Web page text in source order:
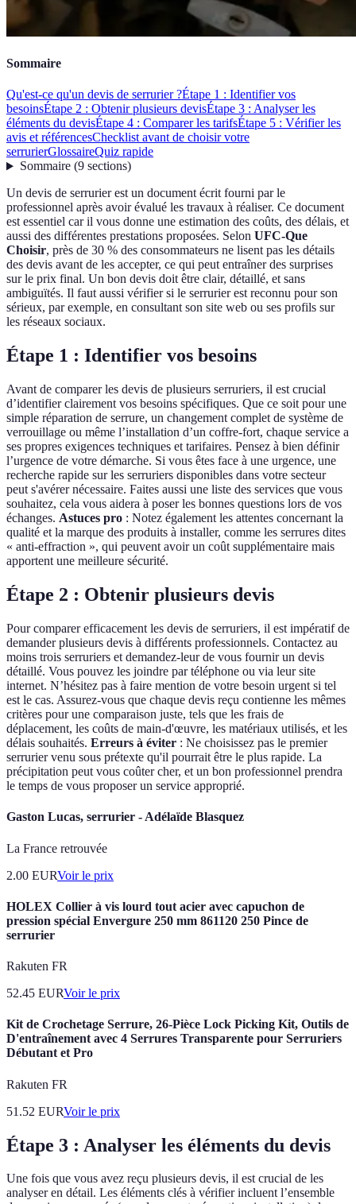
Sommaire
Qu'est-ce qu'un devis de serrurier ?Étape 1 : Identifier vos
besoinsÉtape 2 : Obtenir plusieurs devisÉtape 3 : Analyser les
éléments du devisÉtape 4 : Comparer les tarifsÉtape 5 : Vérifier les
avis et référencesChecklist avant de choisir votre
serrurierGlossaireQuiz rapide
Sommaire(9 sections)
Un devis de serrurier est un document écrit fourni par le
professionnel après avoir évalué les travaux à réaliser. Ce document
est essentiel car il vous donne une estimation des coûts, des délais, et
aussi des différentes prestations proposées. Selon UFC-Que
Choisir, près de 30 % des consommateurs ne lisent pas les détails
des devis avant de les accepter, ce qui peut entraîner des surprises
sur le prix final. Un bon devis doit être clair, détaillé, et sans
ambiguïtés. Il faut aussi vérifier si le serrurier est reconnu pour son
sérieux, par exemple, en consultant son site web ou ses profils sur
les réseaux sociaux.
Étape 1 : Identifier vos besoins
Avant de comparer les devis de plusieurs serruriers, il est crucial
d’identifier clairement vos besoins spécifiques. Que ce soit pour une
simple réparation de serrure, un changement complet de système de
verrouillage ou même l’installation d’un coffre-fort, chaque service a
ses propres exigences techniques et tarifaires. Pensez à bien définir
l’urgence de votre démarche. Si vous êtes face à une urgence, une
recherche rapide sur les serruriers disponibles dans votre secteur
peut s'avérer nécessaire. Faites aussi une liste des services que vous
souhaitez, cela vous aidera à poser les bonnes questions lors de vos
échanges. Astuces pro : Notez également les attentes concernant la
qualité et la marque des produits à installer, comme les serrures dites
« anti-effraction », qui peuvent avoir un coût supplémentaire mais
apportent une meilleure sécurité.
Étape 2 : Obtenir plusieurs devis
Pour comparer efficacement les devis de serruriers, il est impératif de
demander plusieurs devis à différents professionnels. Contactez au
moins trois serruriers et demandez-leur de vous fournir un devis
détaillé. Vous pouvez les joindre par téléphone ou via leur site
internet. N’hésitez pas à faire mention de votre besoin urgent si tel
est le cas. Assurez-vous que chaque devis reçu contienne les mêmes
critères pour une comparaison juste, tels que les frais de
déplacement, les coûts de main-d'œuvre, les matériaux utilisés, et les
délais souhaités. Erreurs à éviter : Ne choisissez pas le premier
serrurier venu sous prétexte qu'il pourrait être le plus rapide. La
précipitation peut vous coûter cher, et un bon professionnel prendra
le temps de vous proposer un service approprié.
Gaston Lucas, serrurier - Adélaïde Blasquez
La France retrouvée
2.00 EURVoir le prix
HOLEX Collier à vis lourd tout acier avec capuchon de
pression spécial Envergure 250 mm 861120 250 Pince de
serrurier
Rakuten FR
52.45 EURVoir le prix
Kit de Crochetage Serrure, 26-Pièce Lock Picking Kit, Outils de
D'entraînement avec 4 Serrures Transparente pour Serruriers
Débutant et Pro
Rakuten FR
51.52 EURVoir le prix
Étape 3 : Analyser les éléments du devis
Une fois que vous avez reçu plusieurs devis, il est crucial de les
analyser en détail. Les éléments clés à vérifier incluent l’ensemble